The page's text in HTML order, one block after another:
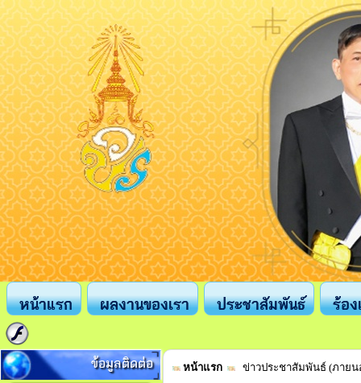
หน้าแรก ผลงานของเรา ประชาสัมพันธ์ ร้อ
ข้อมูลติดต่อ หน้าแรก ข่าวประชาสัมพันธ์ (ภาย